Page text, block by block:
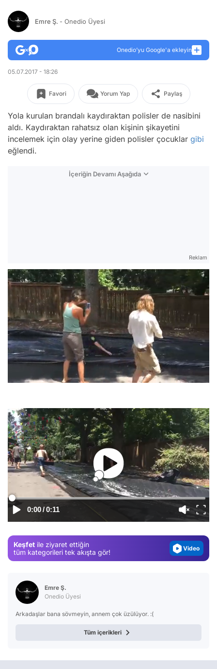
Emre Ş. - Onedio Üyesi
Onedio’yu Google'a ekleyin
05.07.2017 - 18:26
Favori Yorum Yap Paylaş
Yola kurulan brandalı kaydıraktan polisler de nasibini
aldı. Kaydıraktan rahatsız olan kişinin şikayetini
incelemek için olay yerine giden polisler çocuklar gibi
eğlendi.
İçeriğin Devamı Aşağıda
Reklam
0:00/0:11
Keşfet ile ziyaret ettiğin
tüm kategorileri tek akışta gör!
Video
Test
Gündem
Video
Emre Ş.
Onedio Üyesi
Arkadaşlar bana sövmeyin, annem çok üzülüyor. :(
Tüm içerikleri